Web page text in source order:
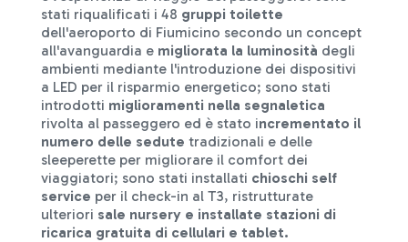
stati riqualificati i 48 gruppi toilette
dell'aeroporto di Fiumicino secondo un concept
all'avanguardia e migliorata la luminosità degli
ambienti mediante l'introduzione dei dispositivi
a LED per il risparmio energetico; sono stati
introdotti miglioramenti nella segnaletica
rivolta al passeggero ed è stato incrementato il
numero delle sedute tradizionali e delle
sleeperette per migliorare il comfort dei
viaggiatori; sono stati installati chioschi self
service per il check-in al T3, ristrutturate
ulteriori sale nursery e installate stazioni di
ricarica gratuita di cellulari e tablet.